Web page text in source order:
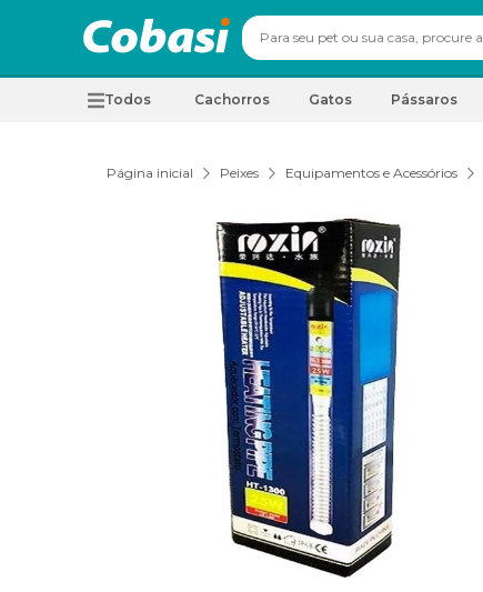
Todos Cachorros Gatos Pássaros
Página inicial Peixes Equipamentos e Acessórios